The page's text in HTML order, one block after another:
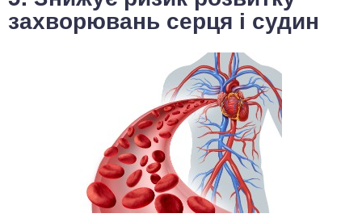
захворювань серця і судин